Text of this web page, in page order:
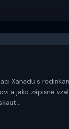
Xanadu s
a jako zápisné